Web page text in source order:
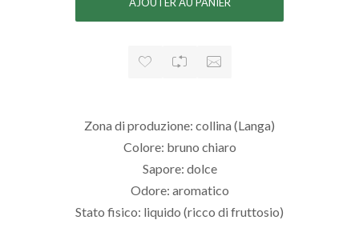
Zona di produzione: collina (Langa)
Colore: bruno chiaro
Sapore: dolce
Odore: aromatico
Stato fisico: liquido (ricco di fruttosio)